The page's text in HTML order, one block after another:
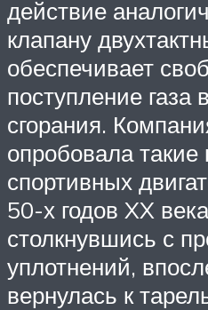
действие
клапану
обеспечивает
поступление газа
сгорания.
опробовала такие
спортивных
50-х годов XX
столкнувшись с
уплотнений,
вернулась к